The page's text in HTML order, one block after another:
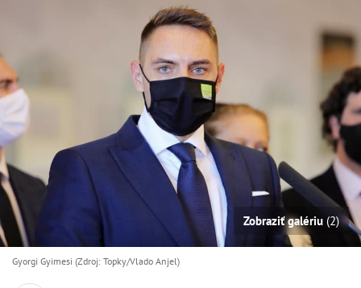
Zobraziť galériu (2)
Gyorgi Gyimesi (Zdroj: Topky/Vlado Anjel)